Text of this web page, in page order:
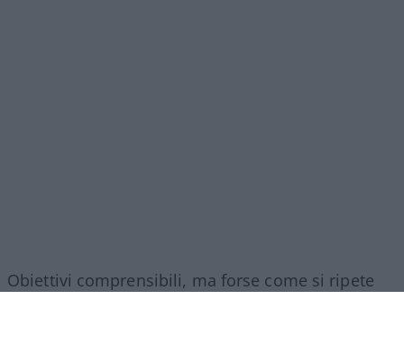
Obiettivi comprensibili, ma forse come si ripete